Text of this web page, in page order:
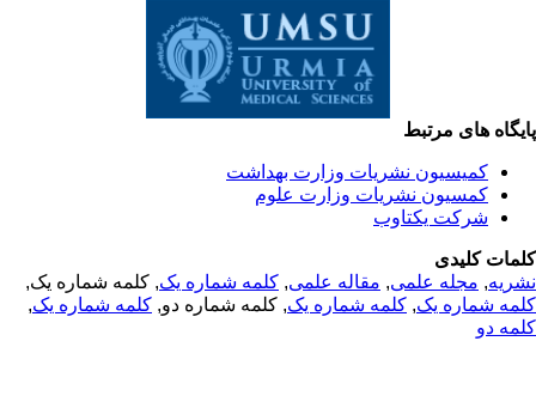
های مرتبط
کمیسیون نشریات وزارت بهداشت
کمسیون نشریات وزارت علوم
شرکت یکتاوب
کلیدی
,مجله علمی, مقاله علمی, کلمه شماره یک, کلمه شماره یک,
شماره یک,کلمه شماره یک, کلمه شماره دو,کلمه شماره یک,
دو